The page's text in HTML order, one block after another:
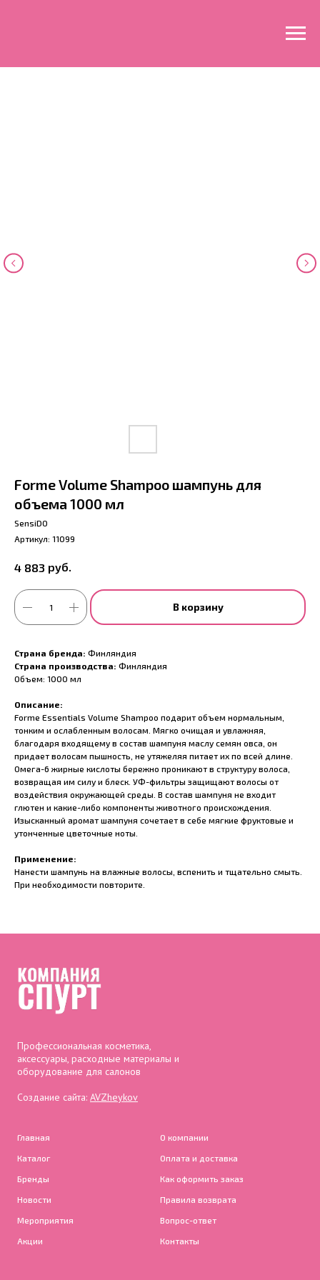
Forme Volume Shampoo шампунь для
объема 1000 мл
SensiDO
Артикул: 11099
4 883 руб.
В корзину
Страна бренда: Финляндия
Страна производства: Финляндия
Объем: 1000 мл
Описание:
Forme Essentials Volume Shampoo подарит объем нормальным,
тонким и ослабленным волосам. Мягко очищая и увлажняя,
благодаря входящему в состав шампуня маслу семян овса, он
придает волосам пышность, не утяжеляя питает их по всей длине.
Омега-6 жирные кислоты бережно проникают в структуру волоса,
возвращая им силу и блеск. УФ-фильтры защищают волосы от
воздействия окружающей среды. В состав шампуня не входит
глютен и какие-либо компоненты животного происхождения.
Изысканный аромат шампуня сочетает в себе мягкие фруктовые и
утонченные цветочные ноты.
Применение:
Нанести шампунь на влажные волосы, вспенить и тщательно смыть.
При необходимости повторите.
Профессиональная косметика,
аксессуары, расходные материалы и
оборудование для салонов
Создание сайта: AVZheykov
Главная
Каталог
Бренды
Новости
Мероприятия
Акции
О компании
Оплата и доставка
Как оформить заказ
Правила возврата
Вопрос-ответ
Контакты